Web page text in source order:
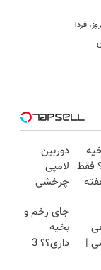
فردا
فقط
هفته
دوربین
لامپی
چرخشی
فقط امروز
حراج شد🔥
پرداخت
|
جای زخم و
بخیه
داری؟؟ 3